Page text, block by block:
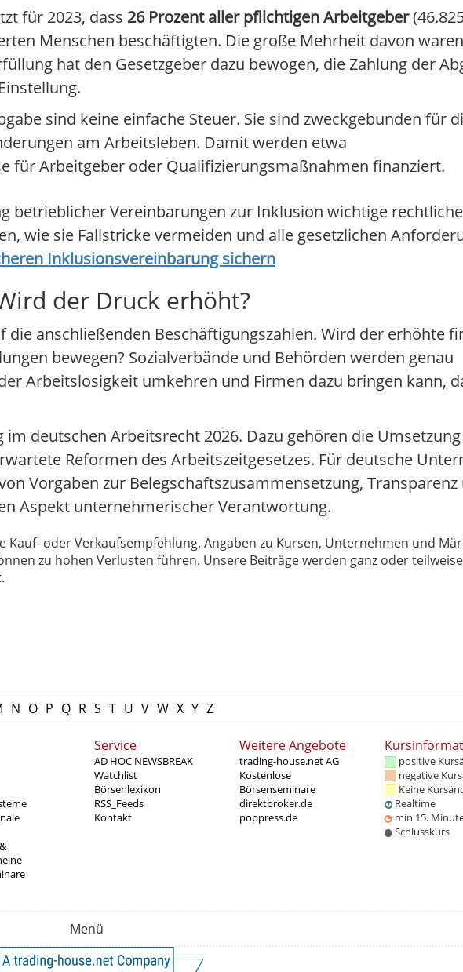
für 2023, dass 26 Prozent aller pflichtigen Arbeitgeber
Menschen beschäftigten. Die große Mehrheit davon waren
hat den Gesetzgeber dazu bewogen, die Zahlung der
sind keine einfache Steuer. Sie sind zweckgebunden für
am Arbeitsleben. Damit werden etwa
für Arbeitgeber oder Qualifizierungsmaßnahmen finanziert.
betrieblicher Vereinbarungen zur Inklusion wichtige
wie sie Fallstricke vermeiden und alle gesetzlichen
Inklusionsvereinbarung sichern
der Druck erhöht?
anschließenden Beschäftigungszahlen. Wird der erhöhte
bewegen? Sozialverbände und Behörden werden genau
Arbeitslosigkeit umkehren und Firmen dazu bringen kann,
deutschen Arbeitsrecht 2026. Dazu gehören die
Reformen des Arbeitszeitgesetzes. Für deutsche
Vorgaben zur Belegschaftszusammensetzung, Transparenz
Aspekt unternehmerischer Verantwortung.
Kauf- oder Verkaufsempfehlung. Angaben zu Kursen, Unternehmen und
zu hohen Verlusten führen. Unsere Beiträge werden ganz oder teilweise
N O P Q R S T U V W X Y Z
Service
AD HOC NEWSBREAK
Watchlist
Börsenlexikon
RSS_Feeds
Kontakt
Weitere Angebote
trading-house.net AG
Kostenlose
Börsenseminare
direktbroker.de
poppress.de
positive
negative
Keine
Realtime
min 15.
Schlusskurs
Menü